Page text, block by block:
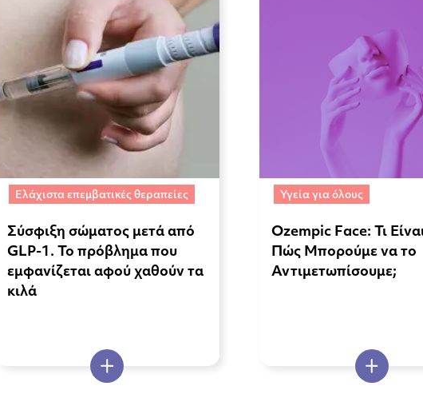
Ελάχιστα επεμβατικές θεραπείες
Σύσφιξη σώματος μετά από
GLP-1. Το πρόβλημα που
εμφανίζεται αφού χαθούν τα
κιλά
Υγεία για όλους
Ozempic Face: Τι
Πώς Μπορούμε να το
Αντιμετωπίσουμε;